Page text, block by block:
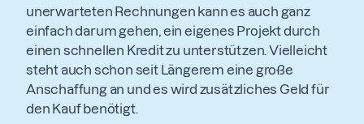
unerwarteten Rechnungen kann es auch ganz
einfach darum gehen, ein eigenes Projekt durch
einen schnellen Kredit zu unterstützen. Vielleicht
steht auch schon seit Längerem eine große
Anschaffung an und es wird zusätzliches Geld für
den Kauf benötigt.